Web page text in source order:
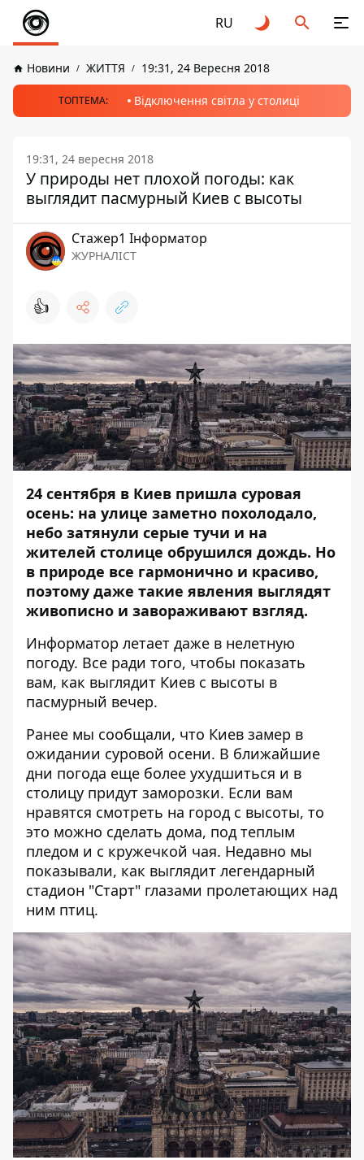
RU
Новини ЖИТТЯ 19:31, 24 Вересня 2018
ТОПТЕМА: Відключення світла у столиці
19:31, 24 вересня 2018
У природы нет плохой погоды: как
выглядит пасмурный Киев с высоты
Стажер1 Інформатор
ЖУРНАЛІСТ
👍
24 сентября в Киев пришла суровая
осень: на улице заметно похолодало,
небо затянули серые тучи и на
жителей столице обрушился дождь. Но
в природе все гармонично и красиво,
поэтому даже такие явления выглядят
живописно и завораживают взгляд.
Информатор летает даже в нелетную
погоду. Все ради того, чтобы показать
вам, как выглядит Киев с высоты в
пасмурный вечер.
Ранее мы сообщали, что Киев замер в
ожидании суровой осени. В ближайшие
дни погода еще более ухудшиться и в
столицу придут заморозки. Если вам
нравятся смотреть на город с высоты, то
это можно сделать дома, под теплым
пледом и с кружечкой чая. Недавно мы
показывали, как выглядит легендарный
стадион "Старт" глазами пролетающих над
ним птиц.